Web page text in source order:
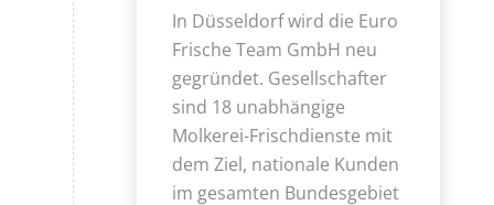
In Düsseldorf wird die Euro
Frische Team GmbH neu
gegründet. Gesellschafter
sind 18 unabhängige
Molkerei-Frischdienste mit
dem Ziel, nationale Kunden
im gesamten Bundesgebiet